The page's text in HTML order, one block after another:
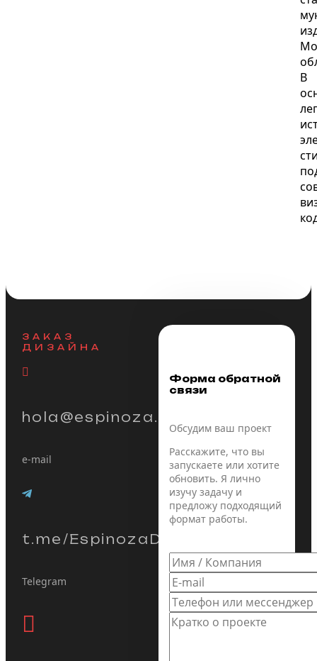
ЗАКАЗ
ДИЗАЙНА
hola@espinoza.ru
e-mail
t.me/EspinozaDenis
Telegram
Форма обратной
связи
Обсудим ваш проект
Расскажите, что вы
запускаете или хотите
обновить. Я лично
изучу задачу и
предложу подходящий
формат работы.